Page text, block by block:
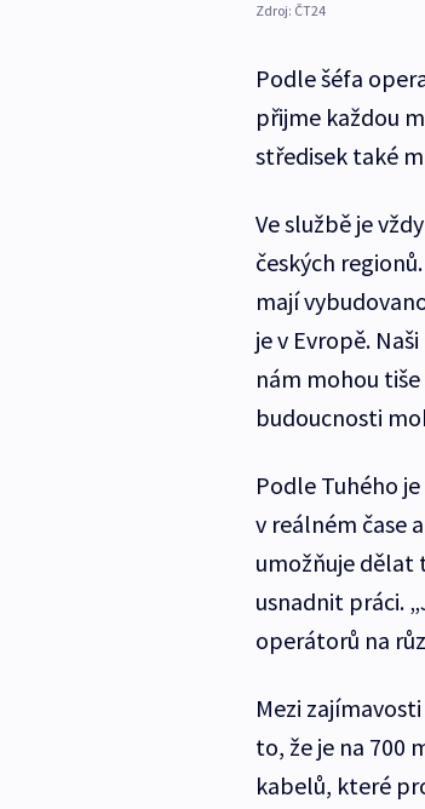
Zdroj: ČT24
Podle šéfa
přijme každou
středisek také
Ve službě je
českých
mají
je v Evropě.
nám mohou
budoucnosti
Podle Tuhého
v reálném čase
umožňuje dělat
usnadnit práci.
operátorů na
Mezi
to, že je na 700
kabelů, které